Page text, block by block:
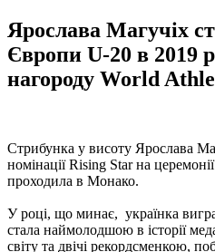
Ярослава Магучіх
Європи U-20 в 2019
нагороду World
Стрибунка у висоту Ярослава
номінації Rising Star на
проходила в Монако.
У році, що минає, українка
стала наймолодшою в історії
світу та двічі рекордсменкою,